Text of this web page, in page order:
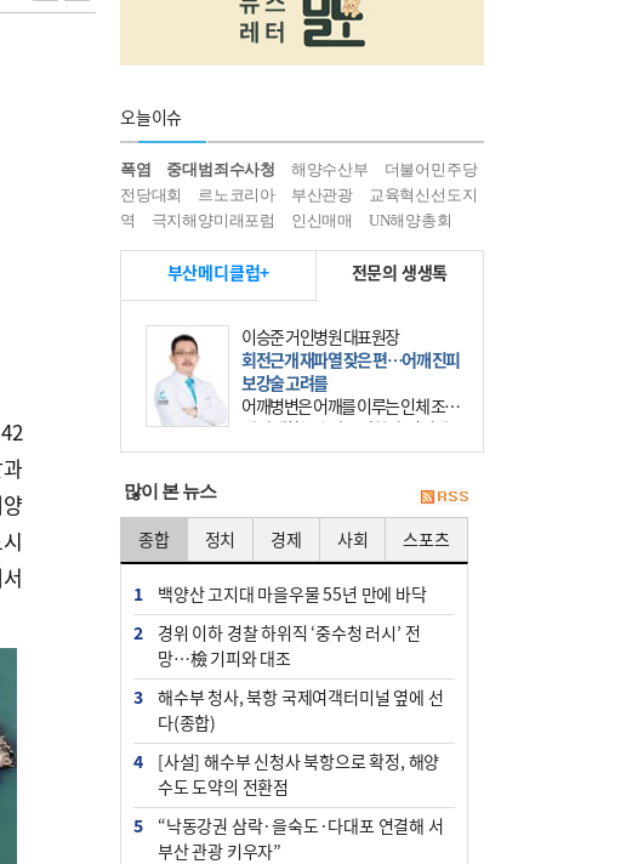
오늘이슈
폭염 중대범죄수사청 해양수산부
더불어민주당
전당대회
르노코리아 부산관광
교육혁신선도지
역
극지해양미래포럼 인신매매 UN해양총회
부산메디클럽+ 전문의 생생톡
이승준 거인병원 대표원장
회전근개 재파열 잦은 편…어깨 진피
보강술 고려를
어깨병변은 어깨를 이루는 인체 조직
에 발생하는 손상을 말한다. 여기에
는 오십견과 회전근개 증후군, 어깨
많이 본 뉴스
종합 정치 경제 사회 스포츠
1
백양산 고지대 마을우물 55년 만에 바닥
2
경위 이하 경찰 하위직 ‘중수청 러시’ 전
망…檢 기피와 대조
3
해수부 청사, 북항 국제여객터미널 옆에 선
다(종합)
4
[사설] 해수부 신청사 북항으로 확정, 해양
수도 도약의 전환점
5
“낙동강권 삼락·을숙도·다대포 연결해 서
부산 관광 키우자”